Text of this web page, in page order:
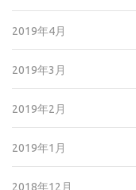
2019年4月
2019年3月
2019年2月
2019年1月
2018年12月